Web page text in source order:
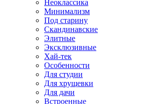
Неоклассика
Минимализм
Под старину
Скандинавские
Элитные
Эксклюзивные
Хай-тек
Особенности
Для студии
Для хрущевки
Для дачи
Встроенные